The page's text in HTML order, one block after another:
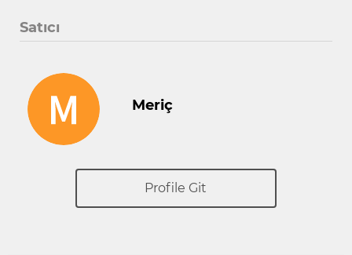
Satıcı
Meriç
Profile Git